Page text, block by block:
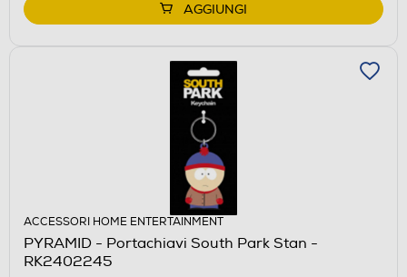
AGGIUNGI
ACCESSORI HOME ENTERTAINMENT
PYRAMID - Portachiavi South Park Stan -
RK2402245